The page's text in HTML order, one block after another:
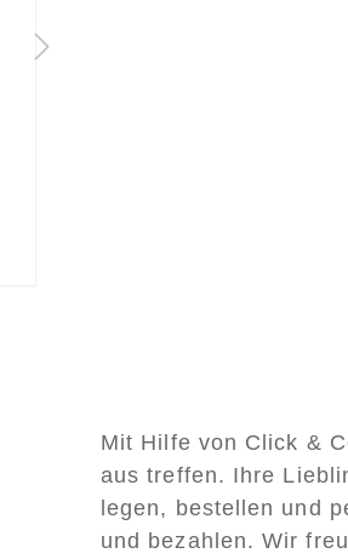
Mit Hilfe von Click &
aus treffen. Ihre
legen, bestellen und
und bezahlen. Wir